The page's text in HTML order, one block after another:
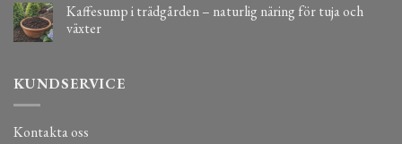
Kaffesump i trädgården – naturlig näring för tuja och
växter
KUNDSERVICE
Kontakta oss